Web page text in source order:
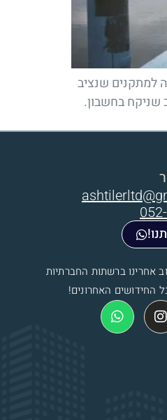
למתקנים שנציב
שניקח בחשבון.
אחרינו ברשתות החברתיות
החידושים האחרונים!